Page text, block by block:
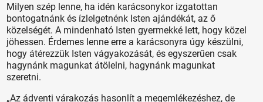
Milyen szép lenne, ha idén karácsonykor izgatottan
bontogatnánk és ízlelgetnénk Isten ajándékát, az ő
közelségét. A mindenható Isten gyermekké lett, hogy közel
jöhessen. Érdemes lenne erre a karácsonyra úgy készülni,
hogy átérezzük Isten vágyakozását, és egyszerűen csak
hagynánk magunkat átölelni, hagynánk magunkat
szeretni.
„Az ádventi várakozás hasonlít a megemlékezéshez, de